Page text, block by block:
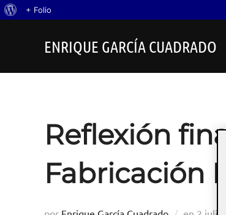
Acerca
WordPress
+ Folio
ENRIQUE GARCÍA CUADRADO
Reflexión
Fabricación